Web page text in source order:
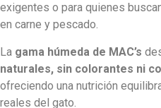
exigentes o para quienes
en carne y pescado.
La gama húmeda de MAC’s
naturales, sin colorantes ni
ofreciendo una nutrición
reales del gato.